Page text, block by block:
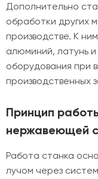
Дополнительно
обработки других
производстве. К
алюминий, латунь
оборудования при
производственных
Принцип
нержавеющей
Работа станка
лучом через